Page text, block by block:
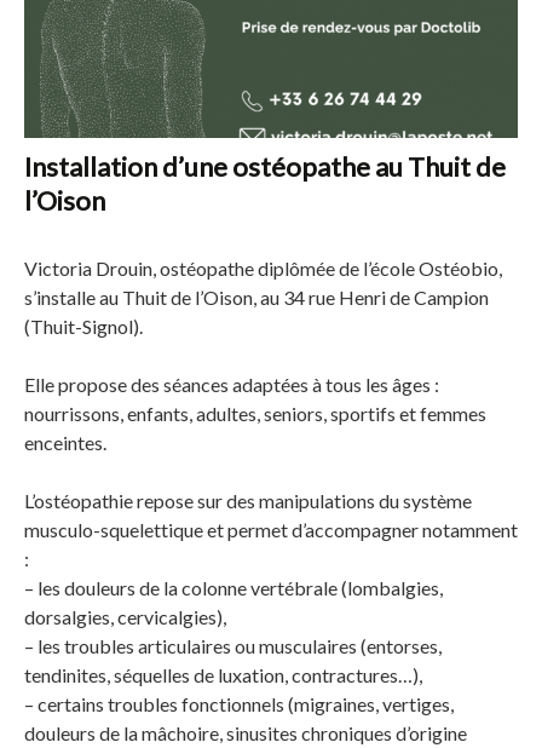
Installation d’une ostéopathe au Thuit de
l’Oison
Victoria Drouin, ostéopathe diplômée de l’école Ostéobio,
s’installe au Thuit de l’Oison, au 34 rue Henri de Campion
(Thuit-Signol).
Elle propose des séances adaptées à tous les âges :
nourrissons, enfants, adultes, seniors, sportifs et femmes
enceintes.
L’ostéopathie repose sur des manipulations du système
musculo-squelettique et permet d’accompagner notamment
:
– les douleurs de la colonne vertébrale (lombalgies,
dorsalgies, cervicalgies),
– les troubles articulaires ou musculaires (entorses,
tendinites, séquelles de luxation, contractures…),
– certains troubles fonctionnels (migraines, vertiges,
douleurs de la mâchoire, sinusites chroniques d’origine